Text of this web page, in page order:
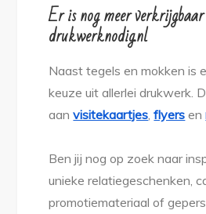
Er is nog meer
drukwerknodig.nl
Naast tegels en mokken is
keuze uit allerlei drukwerk.
aanvisitekaartjes,flyers en
Ben jij nog op zoek naar
unieke relatiegeschenken,
promotiemateriaal of